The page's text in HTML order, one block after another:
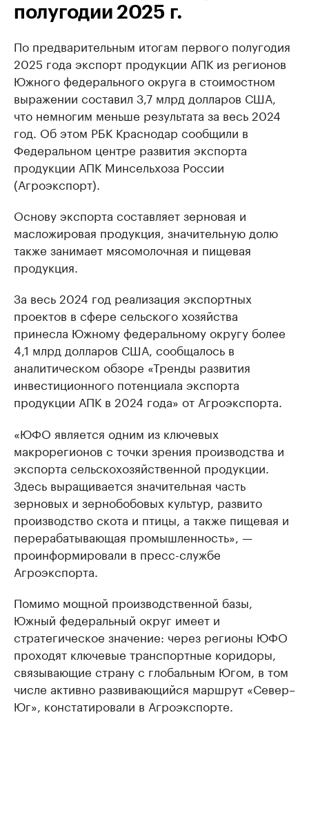
полугодии 2025 г.
По предварительным итогам первого полугодия
2025 года экспорт продукции АПК из регионов
Южного федерального округа в стоимостном
выражении составил 3,7 млрд долларов США,
что немногим меньше результата за весь 2024
год. Об этом РБК Краснодар сообщили в
Федеральном центре развития экспорта
продукции АПК Минсельхоза России
(Агроэкспорт).
Основу экспорта составляет зерновая и
масложировая продукция, значительную долю
также занимает мясомолочная и пищевая
продукция.
За весь 2024 год реализация экспортных
проектов в сфере сельского хозяйства
принесла Южному федеральному округу более
4,1 млрд долларов США, сообщалось в
аналитическом обзоре «Тренды развития
инвестиционного потенциала экспорта
продукции АПК в 2024 года» от Агроэкспорта.
«ЮФО является одним из ключевых
макрорегионов с точки зрения производства и
экспорта сельскохозяйственной продукции.
Здесь выращивается значительная часть
зерновых и зернобобовых культур, развито
производство скота и птицы, а также пищевая и
перерабатывающая промышленность», —
проинформировали в пресс-службе
Агроэкспорта.
Помимо мощной производственной базы,
Южный федеральный округ имеет и
стратегическое значение: через регионы ЮФО
проходят ключевые транспортные коридоры,
связывающие страну с глобальным Югом, в том
числе активно развивающийся маршрут «Север–
Юг», констатировали в Агроэкспорте.